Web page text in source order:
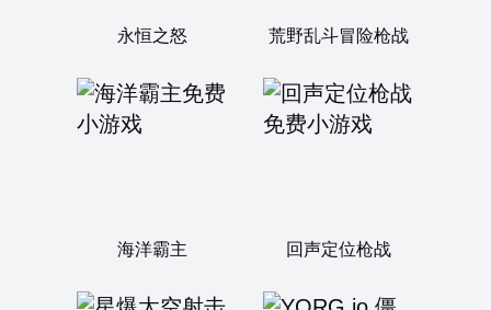
永恒之怒 荒野乱斗冒险枪战
海洋霸主 回声定位枪战